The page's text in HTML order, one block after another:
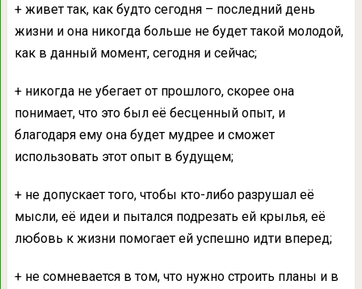
+ живет так, как будто сегодня – последний день
жизни и она никогда больше не будет такой молодой,
как в данный момент, сегодня и сейчас;
+ никогда не убегает от прошлого, скорее она
понимает, что это был её бесценный опыт, и
благодаря ему она будет мудрее и сможет
использовать этот опыт в будущем;
+ не допускает того, чтобы кто-либо разрушал её
мысли, её идеи и пытался подрезать ей крылья, её
любовь к жизни помогает ей успешно идти вперед;
+ не сомневается в том, что нужно строить планы и в